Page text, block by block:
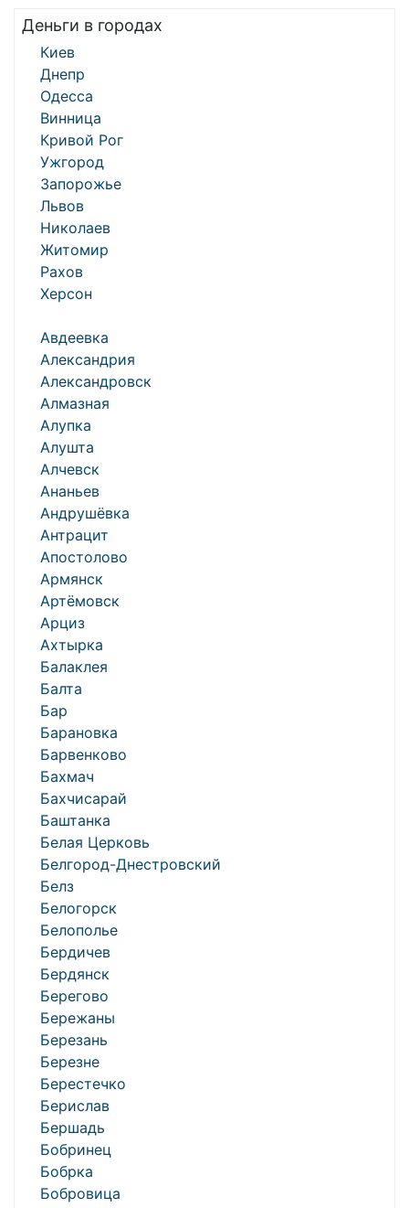
Деньги в городах
Киев
Днепр
Одесса
Винница
Кривой Рог
Ужгород
Запорожье
Львов
Николаев
Житомир
Рахов
Херсон
Авдеевка
Александрия
Александровск
Алмазная
Алупка
Алушта
Алчевск
Ананьев
Андрушёвка
Антрацит
Апостолово
Армянск
Артёмовск
Арциз
Ахтырка
Балаклея
Балта
Бар
Барановка
Барвенково
Бахмач
Бахчисарай
Баштанка
Белая Церковь
Белгород-Днестровский
Белз
Белогорск
Белополье
Бердичев
Бердянск
Берегово
Бережаны
Березань
Березне
Берестечко
Берислав
Бершадь
Бобринец
Бобрка
Бобровица